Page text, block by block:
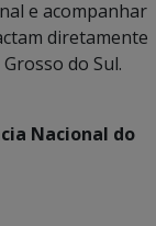
e acompanhar
diretamente
do Sul.
Nacional do